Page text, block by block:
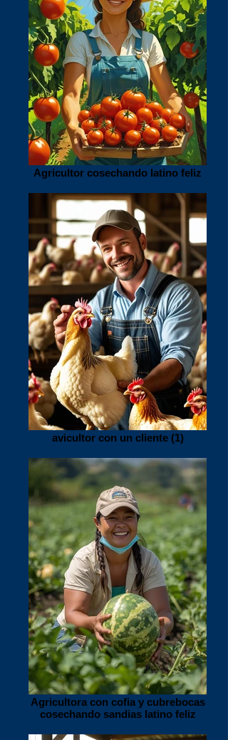
Agricultor cosechando latino feliz
avicultor con un cliente (1)
Agricultora con cofia y cubrebocas
cosechando sandias latino feliz